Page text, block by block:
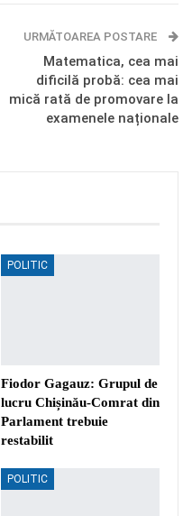
URMĂTOAREA POSTARE
Matematica, cea mai
dificilă probă: cea mai
mică rată de promovare la
examenele naționale
POLITIC
Fiodor Gagauz: Grupul de
lucru Chișinău-Comrat din
Parlament trebuie
restabilit
POLITIC